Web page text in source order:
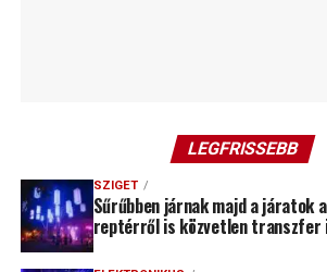
LEGFRISSEBB
SZIGET
Sűrűbben járnak majd a járatok
reptérről is közvetlen transzfer